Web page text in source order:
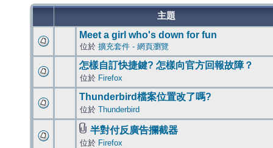
主題
Meet a girl who's down for fun
位於 擴充套件 - 網頁瀏覽
怎樣自訂快捷鍵? 怎樣向官方回報故障？
位於 Firefox
Thunderbird檔案位置改了嗎?
位於 Thunderbird
半對付反廣告攔截器
位於 Firefox